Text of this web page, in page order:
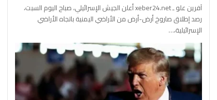
آفرين علو ـ xeber24.net أعلن الجيش الإسرائيلي، صباح اليوم السبت،
رصد إطلاق صاروخ أرض-أرض من الأراضي اليمنية باتجاه الأراضي
الإسرائيلية،…